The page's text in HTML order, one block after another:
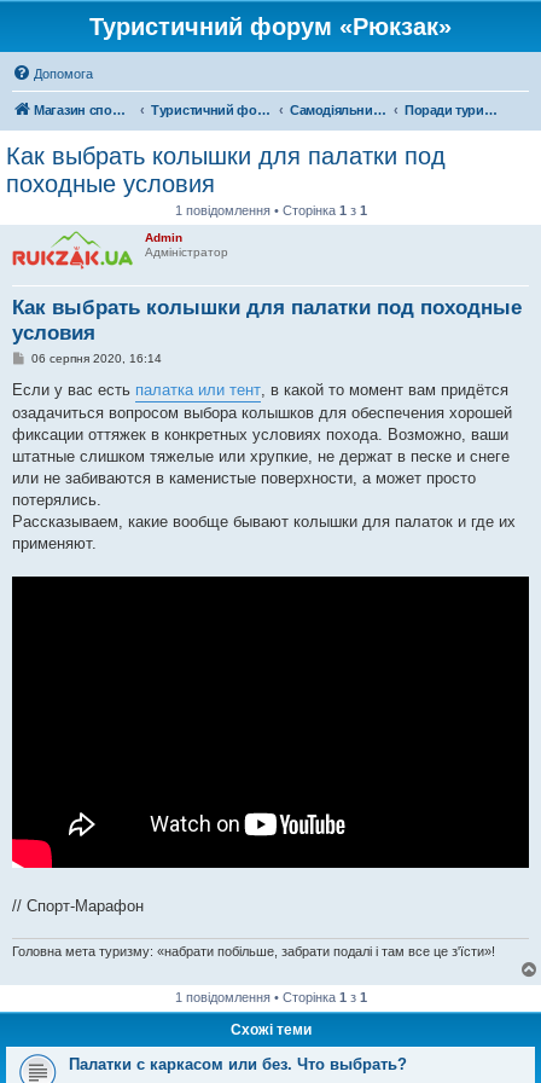
Туристичний форум «Рюкзак»
Допомога
Магазин спорядження Туристичний форум «Рюкзак» Самодіяльний туризм Поради туристам
Как выбрать колышки для палатки под
походные условия
1 повідомлення • Сторінка 1 з 1
Admin
Адміністратор
Как выбрать колышки для палатки под походные
условия
П
в
д
о
м
л
е
н
н
я
06 серпня 2020, 16:14
Если у вас есть палатка или тент, в какой то момент вам придётся
озадачиться вопросом выбора колышков для обеспечения хорошей
фиксации оттяжек в конкретных условиях похода. Возможно, ваши
штатные слишком тяжелые или хрупкие, не держат в песке и снеге
или не забиваются в каменистые поверхности, а может просто
потерялись.
Рассказываем, какие вообще бывают колышки для палаток и где их
применяют.
// Спорт-Марафон
Головна мета туризму: «набрати побільше, забрати подалі і там все це з'їсти»!
1 повідомлення • Сторінка 1 з 1
Схожі теми
Палатки с каркасом или без. Что выбрать?